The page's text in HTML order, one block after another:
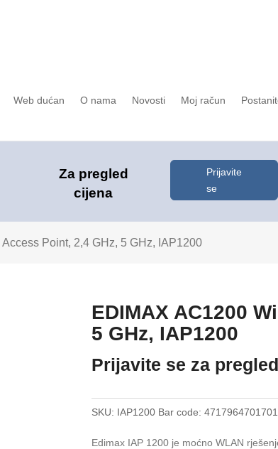
Web dućan O nama Novosti Moj račun
Za pregled
cijena
Prijavite
se
Point, 2,4 GHz, 5 GHz, IAP1200
EDIMAX AC1200
5 GHz, IAP1200
Prijavite se za
SKU: IAP1200 Bar code:4717964701701
Edimax IAP 1200 je moćno WLAN